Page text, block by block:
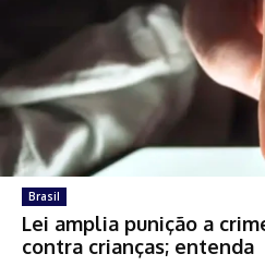
Brasil
Lei amplia punição a
contra crianças; entenda